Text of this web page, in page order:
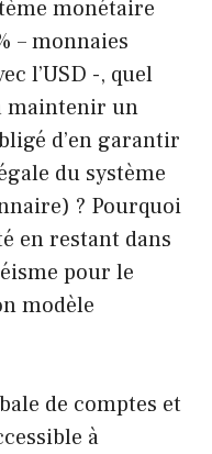
monétaire
– monnaies
l’USD -, quel
maintenir un
d’en garantir
du système
? Pourquoi
en restant dans
pour le
modèle
de comptes et
à